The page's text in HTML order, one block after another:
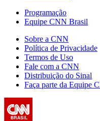
Programação
Equipe CNN Brasil
Sobre a CNN
Política de Privacidade
Termos de Uso
Fale com a CNN
Distribuição do Sinal
Faça parte da Equipe